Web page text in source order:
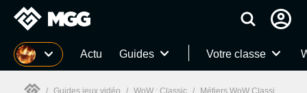
MGG Actu Guides Votre classe
/ Guides jeux vidéo / WoW : Classic / Métiers WoW Classic